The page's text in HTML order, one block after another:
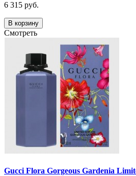
6 315 руб.
В корзину
Смотреть
Gucci Flora Gorgeous Gardenia